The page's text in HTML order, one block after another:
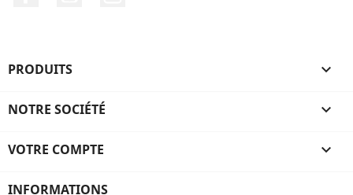
PRODUITS 
NOTRE SOCIÉTÉ 
VOTRE COMPTE 
INFORMATIONS